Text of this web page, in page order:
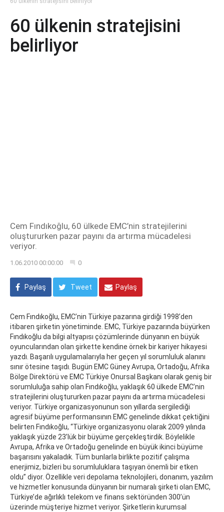
60 ülkenin stratejisini
belirliyor
Cem Fındıkoğlu, 60 ülkede EMC’nin stratejilerini
oluştururken pazar payını da artırma mücadelesi
veriyor.
1.06.2010 00:00:00 0
Paylaş Tweet Paylaş
Cem Fındıkoğlu, EMC’nin Türkiye pazarına girdiği 1998’den
itibaren şirketin yönetiminde. EMC, Türkiye pazarında büyürken
Fındıkoğlu da bilgi altyapısı çözümlerinde dünyanın en büyük
oyuncularından olan şirkette kendine örnek bir kariyer hikayesi
yazdı. Başarılı uygulamalarıyla her geçen yıl sorumluluk alanını
sınır ötesine taşıdı. Bugün EMC Güney Avrupa, Ortadoğu, Afrika
Bölge Direktörü ve EMC Türkiye Onursal Başkanı olarak geniş bir
sorumluluğa sahip olan Fındıkoğlu, yaklaşık 60 ülkede EMC’nin
stratejilerini oluştururken pazar payını da artırma mücadelesi
veriyor. Türkiye organizasyonunun son yıllarda sergilediği
agresif büyüme performansının EMC genelinde dikkat çektiğini
belirten Fındıkoğlu, “Türkiye organizasyonu olarak 2009 yılında
yaklaşık yüzde 23’lük bir büyüme gerçekleştirdik. Böylelikle
Avrupa, Afrika ve Ortadoğu genelinde en büyük ikinci büyüme
başarısını yakaladık. Tüm bunlarla birlikte pozitif çalışma
enerjimiz, bizleri bu sorumluluklara taşıyan önemli bir etken
oldu” diyor. Özellikle veri depolama teknolojileri, donanım, yazılım
ve hizmetler konusunda dünyanın bir numaralı şirketi olan EMC,
Türkiye’de ağırlıklı telekom ve finans sektöründen 300’ün
üzerinde müşteriye hizmet veriyor. Şirketlerin kurumsal